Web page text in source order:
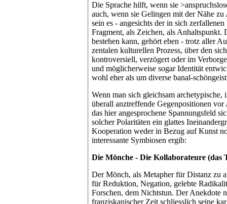
Die Sprache hilft, wenn sie
auch, wenn sie Gelingen mit der Nähe
sein es - angesichts der in sich
Fragment, als Zeichen, als Anhaltspunkt.
bestehen kann, gehört eben - trotz aller
zentalen kulturellen Prozess, über den
kontroversiell, verzögert oder im
und möglicherweise sogar Identität
wohl eher als um diverse banal-
Wenn man sich gleichsam archetypische,
überall anztreffende Gegenpositionen
das hier angesprochene Spannungsfeld
solcher Polaritäten ein glattes
Kooperation weder in Bezug auf Kunst
interessante Symbiosen ergib:
Die Mönche - Die Kollaborateure (das
Der Mönch, als Metapher für Distanz zu
für Reduktion, Negation, gelebte
Forschen, dem Nichtstun. Der Anekdote
franziskanischer Zeit schliesslich seine